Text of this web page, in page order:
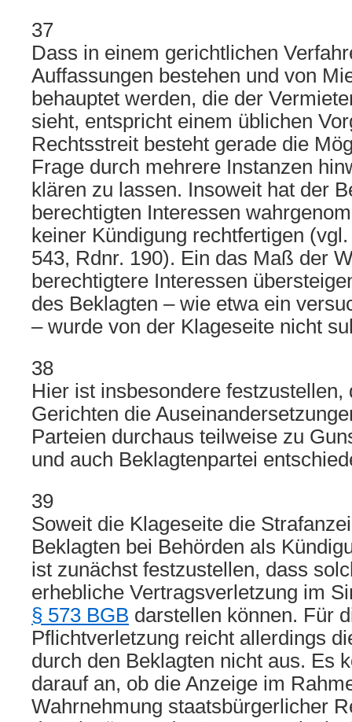
37
Dass in einem gerichtlichen
Auffassungen bestehen und von
behauptet werden, die der
sieht, entspricht einem üblichen
Rechtsstreit besteht gerade die
Frage durch mehrere Instanzen
klären zu lassen. Insoweit hat der
berechtigten Interessen
keiner Kündigung rechtfertigen
543, Rdnr. 190). Ein das Maß der
berechtigtere Interessen
des Beklagten – wie etwa ein
– wurde von der Klageseite nicht
38
Hier ist insbesondere festzustellen,
Gerichten die
Parteien durchaus teilweise zu
und auch Beklagtenpartei
39
Soweit die Klageseite die
Beklagten bei Behörden als
ist zunächst festzustellen, dass
erhebliche Vertragsverletzung im
§ 573 BGB darstellen können. Für
Pflichtverletzung reicht allerdings
durch den Beklagten nicht aus. Es
darauf an, ob die Anzeige im
Wahrnehmung staatsbürgerlicher